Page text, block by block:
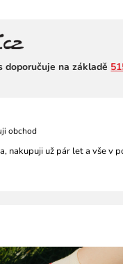
doporučuje na základě
obchod
nakupuji už pár let a vše v